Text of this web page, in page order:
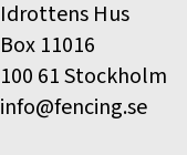
Idrottens Hus
Box 11016
100 61 Stockholm
info@fencing.se